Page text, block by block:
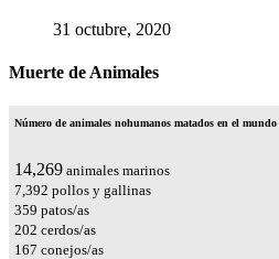
31 octubre, 2020
Muerte de Animales
Número de animales nohumanos matados en el
16,767 animales marinos
8,686 pollos y gallinas
421 patos/as
238 cerdos/as
196 conejos/as